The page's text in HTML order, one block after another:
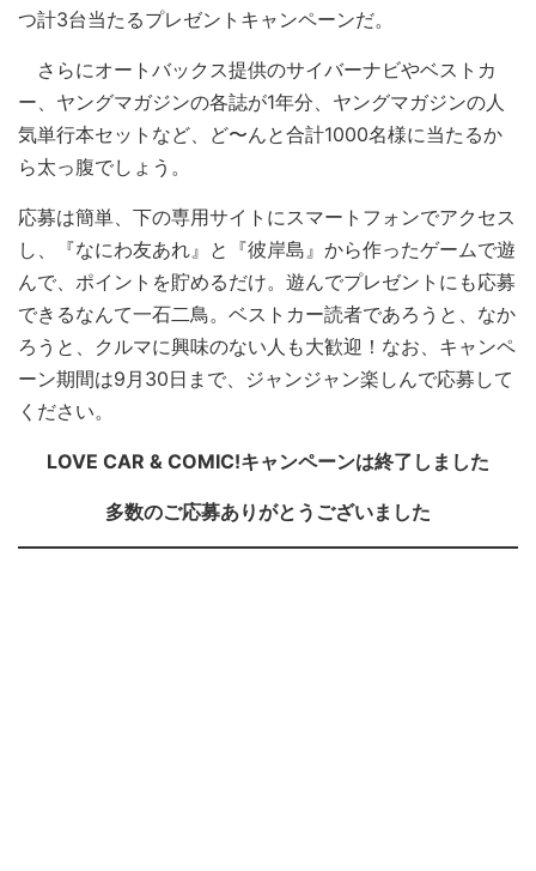
つ計3台当たるプレゼントキャンペーンだ。
さらにオートバックス提供のサイバーナビやベストカ
ー、ヤングマガジンの各誌が1年分、ヤングマガジンの人
気単行本セットなど、ど〜んと合計1000名様に当たるか
ら太っ腹でしょう。
応募は簡単、下の専用サイトにスマートフォンでアクセス
し、『なにわ友あれ』と『彼岸島』から作ったゲームで遊
んで、ポイントを貯めるだけ。遊んでプレゼントにも応募
できるなんて一石二鳥。ベストカー読者であろうと、なか
ろうと、クルマに興味のない人も大歓迎！なお、キャンペ
ーン期間は9月30日まで、ジャンジャン楽しんで応募して
ください。
LOVE CAR & COMIC!キャンペーンは終了しました
多数のご応募ありがとうございました